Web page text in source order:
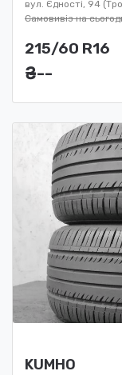
вул. Єдності, 94
Самовивіз на
215/60 R16
₴ ---
KUMHO